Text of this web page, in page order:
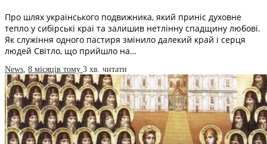
Про шлях українського подвижника, який приніс духовне
тепло у сибірські краї та залишив нетлінну спадщину любові.
Як служіння одного пастиря змінило далекий край і серця
людей Світло, що прийшло на…
News, 8 місяців тому 3 хв. читати